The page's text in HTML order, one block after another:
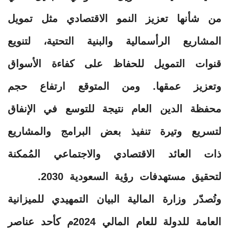
من شأنها تعزيز النمو الاقتصادي مثل تمويل
المشاريع الرأسمالية والبنية التحتية، لتنويع
قنوات التمويل للحفاظ على كفاءة الأسواق
وتعزيز عمقها. ومن المتوقع ارتفاع حجم
محفظة الدين العام نتيجة للتوسع في الإنفاق
لتسريع وتيرة تنفيذ بعض البرامج والمشاريع
ذات العائد الاقتصادي والاجتماعي المُمكنة
لتحقيق مستهدفات رؤية السعودية 2030.
وتُصدّر وزارة المالية البيان التمهيدي للميزانية
العامة للدولة للعام المالي 2024م كأحد عناصر